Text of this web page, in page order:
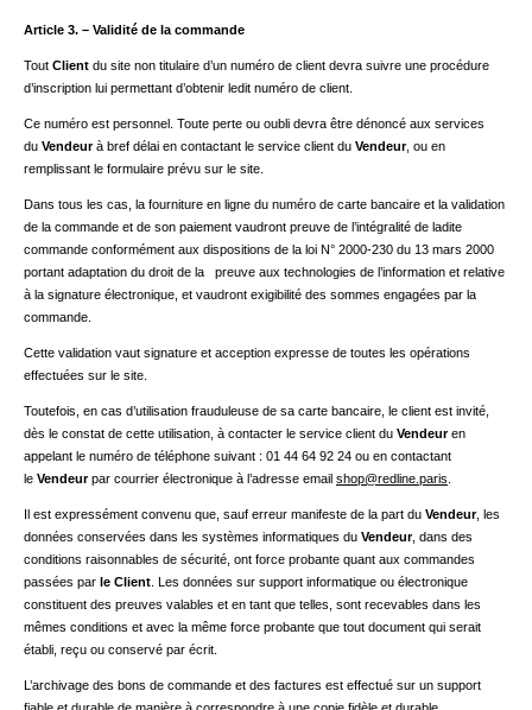
Article 3. – Validité de la commande
Tout Client du site non titulaire d’un numéro de client devra suivre une procédure
d’inscription lui permettant d’obtenir ledit numéro de client.
Ce numéro est personnel. Toute perte ou oubli devra être dénoncé aux services
du Vendeurà bref délai en contactant le service client du Vendeur, ou en
remplissant le formulaire prévu sur le site.
Dans tous les cas, la fourniture en ligne du numéro de carte bancaire et la validation
de la commande et de son paiement vaudront preuve de l’intégralité de ladite
commande conformément aux dispositions de la loi N° 2000-230 du 13 mars 2000
portant adaptation du droit de la preuve aux technologies de l’information et relative
à la signature électronique, et vaudront exigibilité des sommes engagées par la
commande.
Cette validation vaut signature et acception expresse de toutes les opérations
effectuées sur le site.
Toutefois, en cas d’utilisation frauduleuse de sa carte bancaire, le client est invité,
dès le constat de cette utilisation, à contacter le service client du Vendeuren
appelant le numéro de téléphone suivant : 01 44 64 92 24 ou en contactant
le Vendeurpar courrier électronique à l’adresse email shop@redline.paris
Il est expressément convenu que, sauf erreur manifeste de la part du Vendeur, les
données conservées dans les systèmes informatiques du Vendeur, dans des
conditions raisonnables de sécurité, ont force probante quant aux commandes
passées par le Client . Les données sur support informatique ou électronique
constituent des preuves valables et en tant que telles, sont recevables dans les
mêmes conditions et avec la même force probante que tout document qui serait
établi, reçu ou conservé par écrit.
L’archivage des bons de commande et des factures est effectué sur un support